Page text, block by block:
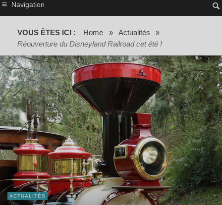
Navigation
VOUS ÊTES ICI : Home » Actualités
»
Réouverture du Disneyland Railroad cet été !
ACTUALITÉS